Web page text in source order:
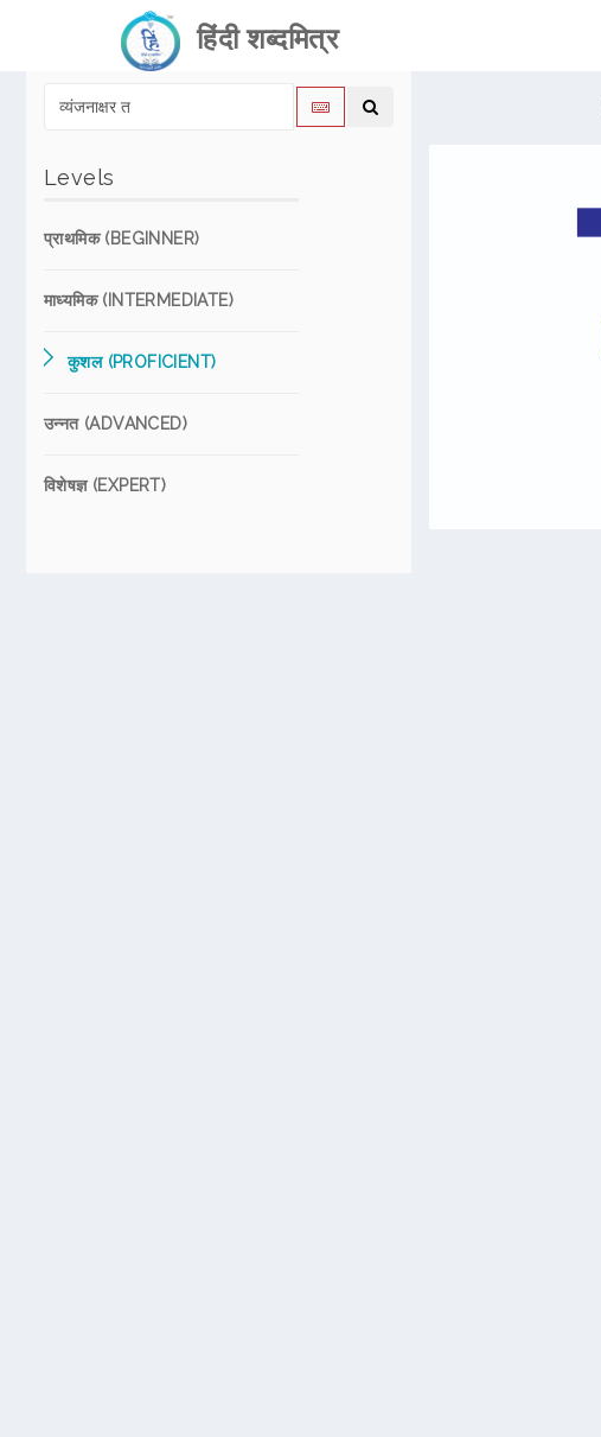
हिंदी शब्दमित्र
Levels
प्राथमिक (BEGINNER)
माध्यमिक (INTERMEDIATE)
कुशल (PROFICIENT)
उन्नत (ADVANCED)
विशेषज्ञ (EXPERT)